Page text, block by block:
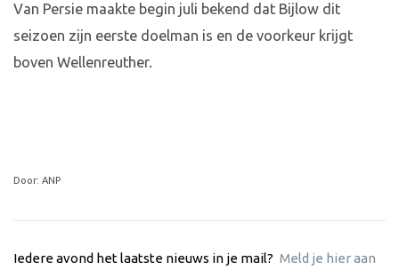
Van Persie maakte begin juli bekend dat Bijlow dit
seizoen zijn eerste doelman is en de voorkeur krijgt
boven Wellenreuther.
Door: ANP
Iedere avond het laatste nieuws in je mail? Meld je hier aan